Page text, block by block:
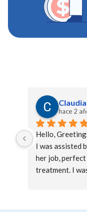
hace 2
Hello,
I was assisted
her job,
treatment. I